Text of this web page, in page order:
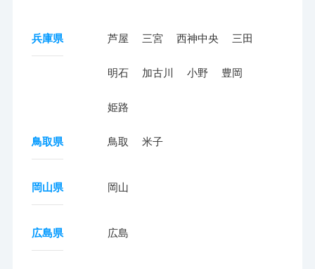
兵庫県 芦屋 三宮 西神中央 三田
明石 加古川 小野 豊岡
姫路
鳥取県 鳥取 米子
岡山県 岡山
広島県 広島